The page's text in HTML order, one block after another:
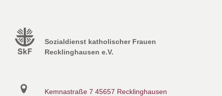
Sozialdienst katholischer Frauen
Recklinghausen e.V.
Kemnastraße 7 45657 Recklinghausen